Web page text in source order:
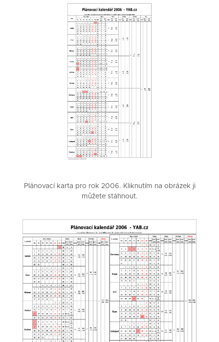
Plánovací karta pro rok 2006. Kliknutím na obrázek ji
můžete stáhnout.